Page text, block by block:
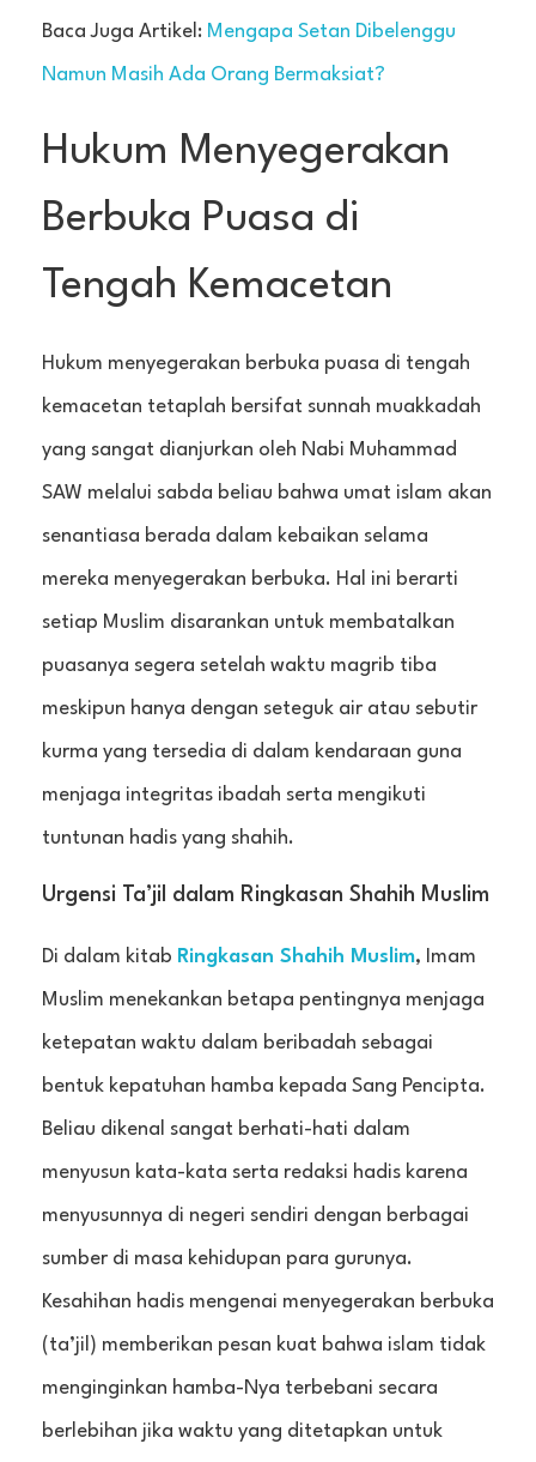
Baca Juga Artikel: Mengapa Setan Dibelenggu
Namun Masih Ada Orang Bermaksiat?
Hukum Menyegerakan
Berbuka Puasa di
Tengah Kemacetan
Hukum menyegerakan berbuka puasa di tengah
kemacetan tetaplah bersifat sunnah muakkadah
yang sangat dianjurkan oleh Nabi Muhammad
SAW melalui sabda beliau bahwa umat islam akan
senantiasa berada dalam kebaikan selama
mereka menyegerakan berbuka. Hal ini berarti
setiap Muslim disarankan untuk membatalkan
puasanya segera setelah waktu magrib tiba
meskipun hanya dengan seteguk air atau sebutir
kurma yang tersedia di dalam kendaraan guna
menjaga integritas ibadah serta mengikuti
tuntunan hadis yang shahih.
Urgensi Ta’jil dalam Ringkasan Shahih Muslim
Di dalam kitab Ringkasan Shahih Muslim, Imam
Muslim menekankan betapa pentingnya menjaga
ketepatan waktu dalam beribadah sebagai
bentuk kepatuhan hamba kepada Sang Pencipta.
Beliau dikenal sangat berhati-hati dalam
menyusun kata-kata serta redaksi hadis karena
menyusunnya di negeri sendiri dengan berbagai
sumber di masa kehidupan para gurunya.
Kesahihan hadis mengenai menyegerakan berbuka
(ta’jil) memberikan pesan kuat bahwa islam tidak
menginginkan hamba-Nya terbebani secara
berlebihan jika waktu yang ditetapkan untuk